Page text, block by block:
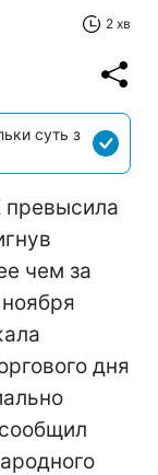
2 хв
суть з
чем за
дня